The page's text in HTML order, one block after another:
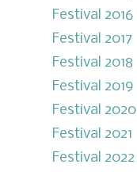
Festival 2016
Festival 2017
Festival 2018
Festival 2019
Festival 2020
Festival 2021
Festival 2022